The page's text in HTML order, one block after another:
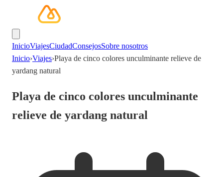
InicioViajesCiudadConsejosSobre nosotros
Inicio›Viajes›Playa de cinco colores unculminante relieve de
yardang natural
Playa de cinco colores unculminante
relieve de yardang natural